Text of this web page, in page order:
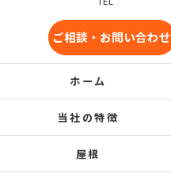
ご相談・お問い合わせ
ホーム
当社の特徴
屋根